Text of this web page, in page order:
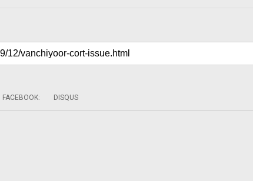
FACEBOOK: DISQUS